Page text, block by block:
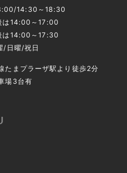
14:30～18:30
は14:00～17:00
は14:00～17:30
/日曜/祝日
たまプラーザ駅より徒歩2分
場3台有